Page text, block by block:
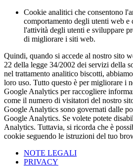
Cookie analitici che consentono
comportamento degli utenti web e
l'attività degli utenti e sviluppare
di migliorare i siti web.
Quindi, quando si accede al nostro sito
22 della legge 34/2002 dei servizi della
nel trattamento analitico biscotti,
loro uso. Tutto questo è per migliorare i
Google Analytics per raccogliere
come il numero di visitatori del nostro
Google Analytics sono governati dalle
Google Analytics. Se volete potete
Analytics. Tuttavia, si ricorda che è
cookie seguendo le istruzioni del tuo
NOTE LEGALI
PRIVACY